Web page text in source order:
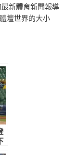
新體育新聞報導
壇世界的大小